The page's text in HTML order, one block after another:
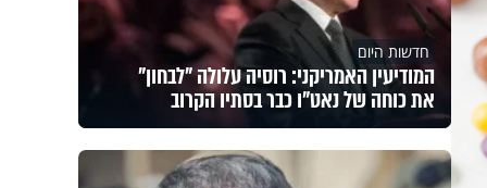
חדשות היום
המודיעין האמריקני: רוסיה עלולה "לבחון"
את כוחה של נאט"ו כבר בסתיו הקרוב